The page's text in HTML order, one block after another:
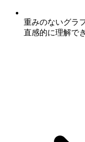
重みのないグラ
直感的に理解で